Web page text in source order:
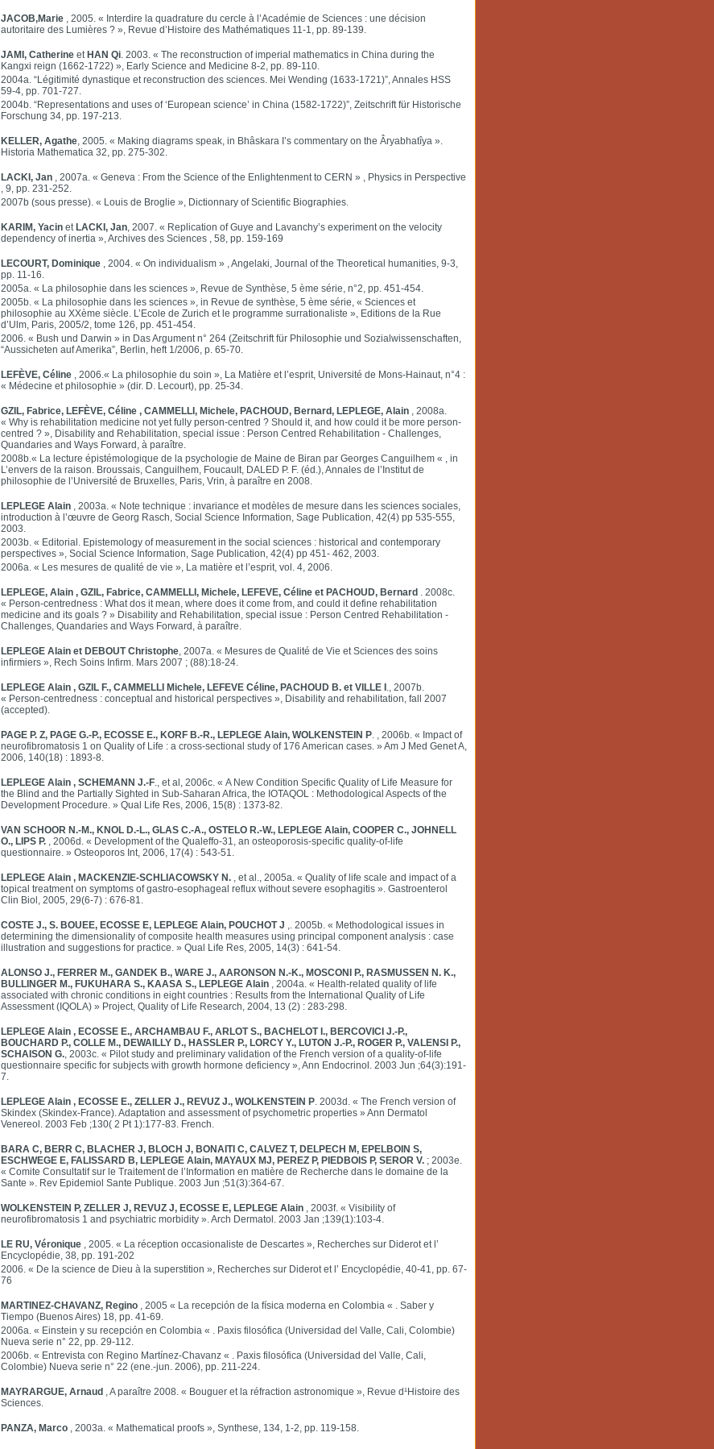
JACOB,Marie, 2005. « Interdire la quadrature du cercle à l’Académie de Sciences : une décision
autoritaire des Lumières ? », Revue d’Histoire des Mathématiques 11-1, pp. 89-139.
JAMI, Catherineet HAN Qi. 2003. « The reconstruction of imperial mathematics in China during the
Kangxi reign (1662-1722) », Early Science and Medicine 8-2, pp. 89-110.
2004a. “Légitimité dynastique et reconstruction des sciences. Mei Wending (1633-1721)”, Annales HSS
59-4, pp. 701-727.
2004b. “Representations and uses of ‘European science’ in China (1582-1722)”, Zeitschrift für Historische
Forschung 34, pp. 197-213.
KELLER, Agathe, 2005. « Making diagrams speak, in Bhâskara I’s commentary on the Âryabhatîya ».
Historia Mathematica 32, pp. 275-302.
LACKI, Jan, 2007a. « Geneva : From the Science of the Enlightenment to CERN » , Physics in Perspective
, 9, pp. 231-252.
2007b (sous presse). « Louis de Broglie », Dictionnary of Scientific Biographies.
KARIM, Yacinet LACKI, Jan, 2007. « Replication of Guye and Lavanchy’s experiment on the velocity
dependency of inertia », Archives des Sciences , 58, pp. 159-169
LECOURT, Dominique, 2004. « On individualism » , Angelaki, Journal of the Theoretical humanities, 9-3,
pp. 11-16.
2005a. « La philosophie dans les sciences », Revue de Synthèse, 5 ème série, n°2, pp. 451-454.
2005b. « La philosophie dans les sciences », in Revue de synthèse, 5 ème série, « Sciences et
philosophie au XXème siècle. L’Ecole de Zurich et le programme surrationaliste », Editions de la Rue
d’Ulm, Paris, 2005/2, tome 126, pp. 451-454.
2006. « Bush und Darwin » in Das Argument n° 264 (Zeitschrift für Philosophie und Sozialwissenschaften,
“Aussicheten auf Amerika”, Berlin, heft 1/2006, p. 65-70.
LEFÈVE, Céline, 2006.« La philosophie du soin », La Matière et l’esprit, Université de Mons-Hainaut, n°4 :
« Médecine et philosophie » (dir. D. Lecourt), pp. 25-34.
GZIL, Fabrice, LEFÈVE, Céline , CAMMELLI, Michele, PACHOUD, Bernard, LEPLEGE, Alain, 2008a.
« Why is rehabilitation medicine not yet fully person-centred ? Should it, and how could it be more person-
centred ? », Disability and Rehabilitation, special issue : Person Centred Rehabilitation - Challenges,
Quandaries and Ways Forward, à paraître.
2008b.« La lecture épistémologique de la psychologie de Maine de Biran par Georges Canguilhem « , in
L’envers de la raison. Broussais, Canguilhem, Foucault, DALED P. F. (éd.), Annales de l’Institut de
philosophie de l’Université de Bruxelles, Paris, Vrin, à paraître en 2008.
LEPLEGE Alain, 2003a. « Note technique : invariance et modèles de mesure dans les sciences sociales,
introduction à l’œuvre de Georg Rasch, Social Science Information, Sage Publication, 42(4) pp 535-555,
2003.
2003b. « Editorial. Epistemology of measurement in the social sciences : historical and contemporary
perspectives », Social Science Information, Sage Publication, 42(4) pp 451- 462, 2003.
2006a. « Les mesures de qualité de vie », La matière et l’esprit, vol. 4, 2006.
LEPLEGE, Alain , GZIL, Fabrice, CAMMELLI, Michele, LEFEVE, Céline et PACHOUD, Bernard . 2008c.
« Person-centredness : What dos it mean, where does it come from, and could it define rehabilitation
medicine and its goals ? » Disability and Rehabilitation, special issue : Person Centred Rehabilitation -
Challenges, Quandaries and Ways Forward, à paraître.
LEPLEGE Alain et DEBOUT Christophe, 2007a. « Mesures de Qualité de Vie et Sciences des soins
infirmiers », Rech Soins Infirm. Mars 2007 ; (88):18-24.
LEPLEGE Alain , GZIL F., CAMMELLI Michele, LEFEVE Céline, PACHOUD B. et VILLE I ., 2007b.
« Person-centredness : conceptual and historical perspectives », Disability and rehabilitation, fall 2007
(accepted).
PAGE P. Z, PAGE G.-P., ECOSSE E., KORF B.-R., LEPLEGE Alain, WOLKENSTEIN P. , 2006b. « Impact of
neurofibromatosis 1 on Quality of Life : a cross-sectional study of 176 American cases. » Am J Med Genet A,
2006, 140(18) : 1893-8.
LEPLEGE Alain , SCHEMANN J.-F., et al, 2006c. « A New Condition Specific Quality of Life Measure for
the Blind and the Partially Sighted in Sub-Saharan Africa, the IOTAQOL : Methodological Aspects of the
Development Procedure. » Qual Life Res, 2006, 15(8) : 1373-82.
VAN SCHOOR N.-M., KNOL D.-L., GLAS C.-A., OSTELO R.-W., LEPLEGE Alain, COOPER C., JOHNELL
O., LIPS P., 2006d. « Development of the Qualeffo-31, an osteoporosis-specific quality-of-life
questionnaire. » Osteoporos Int, 2006, 17(4) : 543-51.
LEPLEGE Alain , MACKENZIE-SCHLIACOWSKY N., et al., 2005a. « Quality of life scale and impact of a
topical treatment on symptoms of gastro-esophageal reflux without severe esophagitis ». Gastroenterol
Clin Biol, 2005, 29(6-7) : 676-81.
COSTE J., S. BOUEE, ECOSSE E, LEPLEGE Alain, POUCHOT J ,. 2005b. « Methodological issues in
determining the dimensionality of composite health measures using principal component analysis : case
illustration and suggestions for practice. » Qual Life Res, 2005, 14(3) : 641-54.
ALONSO J., FERRER M., GANDEK B., WARE J., AARONSON N.-K., MOSCONI P., RASMUSSEN N. K.,
BULLINGER M., FUKUHARA S., KAASA S., LEPLEGE Alain, 2004a. « Health-related quality of life
associated with chronic conditions in eight countries : Results from the International Quality of Life
Assessment (IQOLA) » Project, Quality of Life Research, 2004, 13 (2) : 283-298.
LEPLEGE Alain , ECOSSE E., ARCHAMBAU F., ARLOT S., BACHELOT I., BERCOVICI J.-P.,
BOUCHARD P., COLLE M., DEWAILLY D., HASSLER P., LORCY Y., LUTON J.-P., ROGER P., VALENSI P.,
SCHAISON G., 2003c. « Pilot study and preliminary validation of the French version of a quality-of-life
questionnaire specific for subjects with growth hormone deficiency », Ann Endocrinol. 2003 Jun ;64(3):191-
7.
LEPLEGE Alain , ECOSSE E., ZELLER J., REVUZ J., WOLKENSTEIN P. 2003d. « The French version of
Skindex (Skindex-France). Adaptation and assessment of psychometric properties » Ann Dermatol
Venereol. 2003 Feb ;130( 2 Pt 1):177-83. French.
BARA C, BERR C, BLACHER J, BLOCH J, BONAITI C, CALVEZ T, DELPECH M, EPELBOIN S,
ESCHWEGE E, FALISSARD B, LEPLEGE Alain, MAYAUX MJ, PEREZ P, PIEDBOIS P, SEROR V.; 2003e.
« Comite Consultatif sur le Traitement de l’Information en matière de Recherche dans le domaine de la
Sante ». Rev Epidemiol Sante Publique. 2003 Jun ;51(3):364-67.
WOLKENSTEIN P, ZELLER J, REVUZ J, ECOSSE E, LEPLEGE Alain, 2003f. « Visibility of
neurofibromatosis 1 and psychiatric morbidity ». Arch Dermatol. 2003 Jan ;139(1):103-4.
LE RU, Véronique, 2005. « La réception occasionaliste de Descartes », Recherches sur Diderot et l’
Encyclopédie, 38, pp. 191-202
2006. « De la science de Dieu à la superstition », Recherches sur Diderot et l’ Encyclopédie, 40-41, pp. 67-
76
MARTINEZ-CHAVANZ, Regino, 2005 « La recepción de la física moderna en Colombia « . Saber y
Tiempo (Buenos Aires) 18, pp. 41-69.
2006a. « Einstein y su recepción en Colombia « . Paxis filosófica (Universidad del Valle, Cali, Colombie)
Nueva serie n° 22, pp. 29-112.
2006b. « Entrevista con Regino Martínez-Chavanz « . Paxis filosófica (Universidad del Valle, Cali,
Colombie) Nueva serie n° 22 (ene.-jun. 2006), pp. 211-224.
MAYRARGUE, Arnaud , A paraître 2008. « Bouguer et la réfraction astronomique », Revue d¹Histoire des
Sciences.
PANZA, Marco, 2003a. « Mathematical proofs », Synthese, 134, 1-2, pp. 119-158.